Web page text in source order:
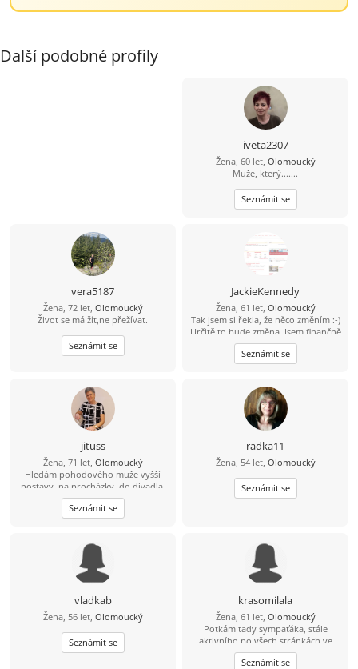
Další podobné profily
iveta2307
Žena, 60 let, Olomoucký
Muže, který.......
Seznámit se
vera5187
Žena, 72 let, Olomoucký
Život se má žít,ne přežívat.
Seznámit se
JackieKennedy
Žena, 61 let, Olomoucký
Tak jsem si řekla, že něco změním :-)
Určitě to bude změna. Jsem finančně
nezávislá, ale takový kamarád na
slunce i do deště by mohl být fajn :-)
Jsem pěkná , ne pro každého...Mám
že chlap bude pro mě to nejlepší, co
mám mít, tak třeba mají synové
pravdu :-) Dělám to i pro sebe,, mám
ráda život na pohodu, ale pohodlná
nejsem, mám fenku Jackii a patří do
rodiny,:-)
Seznámit se
jituss
Žena, 71 let, Olomoucký
Hledám pohodového muže vyšší
postavy, na procházky, do divadla,
na koncerty, výlety na kole
Seznámit se
radka11
Žena, 54 let, Olomoucký
Seznámit se
vladkab
Žena, 56 let, Olomoucký
Seznámit se
krasomilala
Žena, 61 let, Olomoucký
Potkám tady sympaťáka, stále
aktivního po všech stránkách ve
věku 59-64 let nad 182 cm?
Seznámit se